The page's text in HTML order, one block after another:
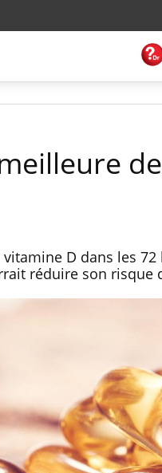
D dans les 72
réduire son risque
Fortes chaleurs
pourquoi le
noyade